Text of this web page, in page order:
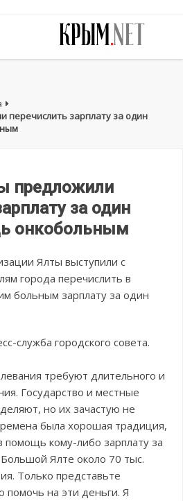
перечислить зарплату за один
предложили
за один
онкобольным
Ялты выступили с
города перечислить в
больным зарплату за один
служба городского совета.
требуют длительного и
Государство и местные
но их зачастую не
была хорошая традиция,
помощь кому-либо зарплату за
Ялте около 70 тыс.
Только представьте
на эти деньги. Я